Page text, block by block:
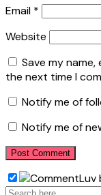
Email *
Website
Save my
the next time I
Notify me of
Notify me of